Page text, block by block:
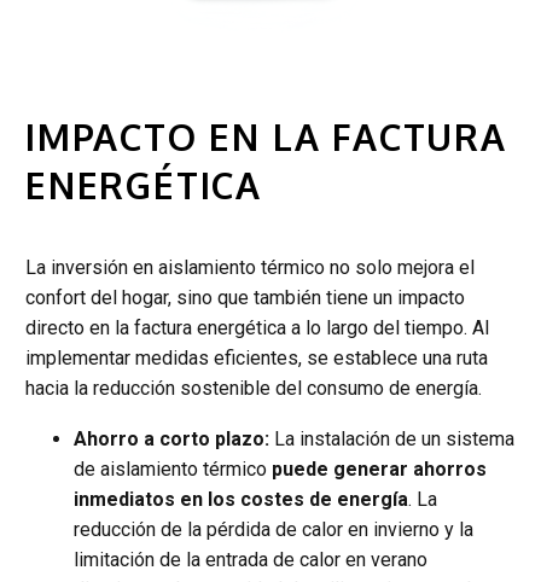
IMPACTO EN LA FACTURA
ENERGÉTICA
La inversión en aislamiento térmico no solo mejora el
confort del hogar, sino que también tiene un impacto
directo en la factura energética a lo largo del tiempo. Al
implementar medidas eficientes, se establece una ruta
hacia la reducción sostenible del consumo de energía.
Ahorro a corto plazo: La instalación de un sistema
de aislamiento térmico puede generar ahorros
inmediatos en los costes de energía. La
reducción de la pérdida de calor en invierno y la
limitación de la entrada de calor en verano